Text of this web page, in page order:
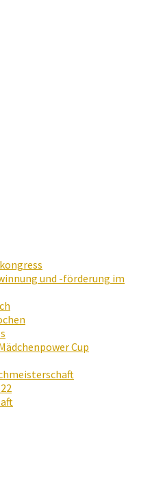
und -förderung im
Cup